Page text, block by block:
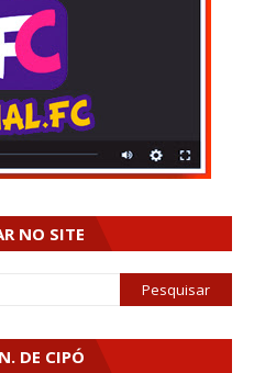
NO SITE
DE CIPÓ